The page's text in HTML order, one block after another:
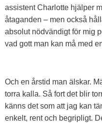
assistent Charlotte hjälper
åtaganden – men också
absolut nödvändigt för mig
vad gott man kan må med
Och en årstid man älskar.
torra kalla. Så fort det blir
känns det som att jag kan
enkelt, rent och begripligt.